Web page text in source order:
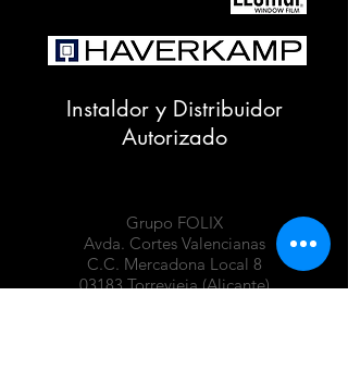
Instaldor y Distribuidor
Autorizado
Grupo FOLIX
Avda. Cortes Valencianas
C.C. Mercadona Local 8
03183 Torrevieja (Alicante)